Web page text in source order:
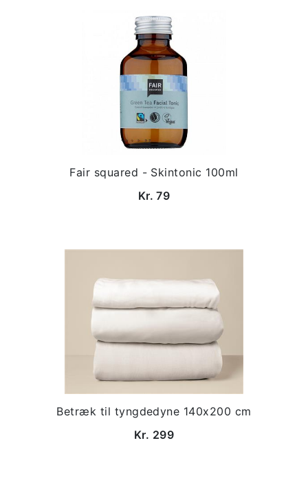
Fair squared - Skintonic 100ml
Kr. 79
Betræk til tyngdedyne 140x200 cm
Kr. 299